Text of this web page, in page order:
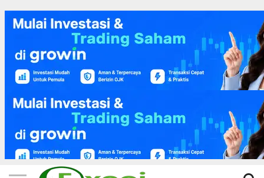
FILTER
BERITA
BIODATA
CERITA
CERPEN
EKSKLUSIF
FOTO
VIDEO
TIPS
MORE